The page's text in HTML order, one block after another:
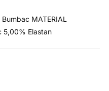
MATERIAL
5,00% Elastan